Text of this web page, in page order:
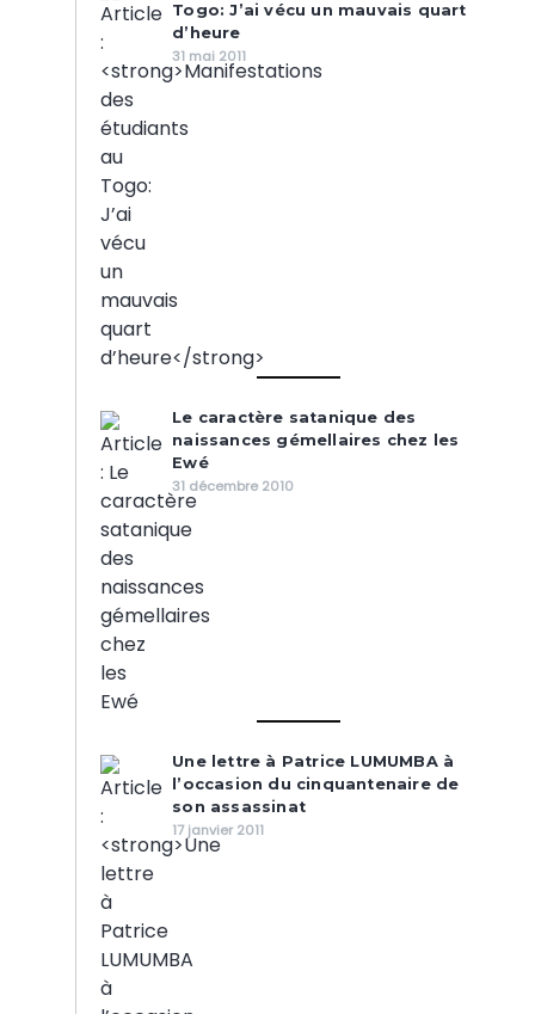
Togo: J’ai vécu un mauvais quart
d’heure
31 mai 2011
Le caractère satanique des
naissances gémellaires chez les
Ewé
31 décembre 2010
Une lettre à Patrice LUMUMBA à
l’occasion du cinquantenaire de
son assassinat
17 janvier 2011